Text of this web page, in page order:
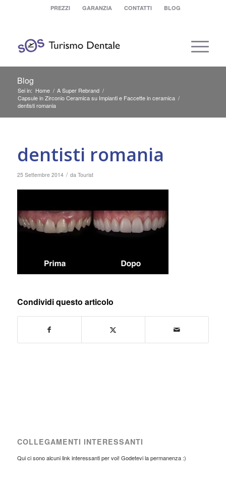
PREZZI GARANZIA CONTATTI BLOG
Blog
Sei in: Home / A Super Rebrand /
Capsule in Zirconio Ceramica su Impianti e Faccette in ceramica /
dentisti romania
dentisti romania
25 Settembre 2014 / da Tourist
Condividi questo articolo
COLLEGAMENTI INTERESSANTI
Qui ci sono alcuni link interessanti per voi! Godetevi la permanenza :)